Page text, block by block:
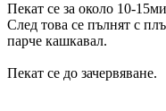
Пекат се за около 10-
След това се пълнят с
парче кашкавал.
Пекат се до зачервяване.